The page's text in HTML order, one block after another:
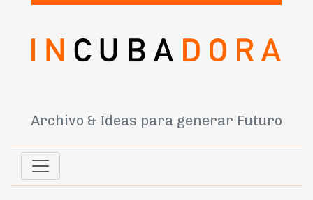
Archivo & Ideas para generar Futuro